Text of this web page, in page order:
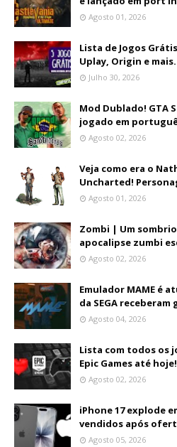
Agosto 01, 2026
Lista de Jogos
Uplay, Origin e
Julho 30, 2026
Mod Dublado! GTA
jogado em
Agosto 02, 2026
Veja como era o
Uncharted!
Agosto 01, 2026
Zombi | Um
apocalipse zumbi
Agosto 02, 2026
Emulador MAME é
da SEGA
Agosto 04, 2026
Lista com todos os
Epic Games até hoje!
Agosto 02, 2026
iPhone 17 explode
vendidos após
Agosto 05, 2026